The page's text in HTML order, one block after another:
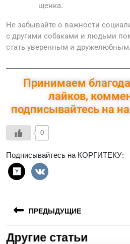
щенка.
Не забывайте о важности
с другими собаками и людьми
стать уверенным и дружелюбным.
Принимаем
лайков,
подписывайтесь на
0
Подписывайтесь на КОРГИТЕКУ:
ПРЕДЫДУЩИЕ
Другие статьи